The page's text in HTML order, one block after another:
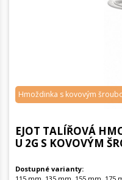
Hmoždinka s kovovým
EJOT TALÍŘOVÁ
U 2G S KOVOVÝM
Dostupné varianty: